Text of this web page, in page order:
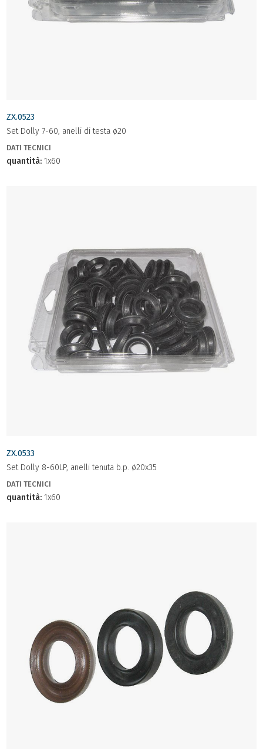
ZX.0523
Set Dolly 7-60, anelli di testa ø20
DATI TECNICI
quantità: 1x60
ZX.0533
Set Dolly 8-60LP, anelli tenuta b.p. ø20x35
DATI TECNICI
quantità: 1x60